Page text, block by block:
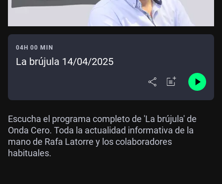
04H 00 MIN
La brújula 14/04/2025
Escucha el programa completo de 'La brújula' de
Onda Cero. Toda la actualidad informativa de la
mano de Rafa Latorre y los colaboradores
habituales.